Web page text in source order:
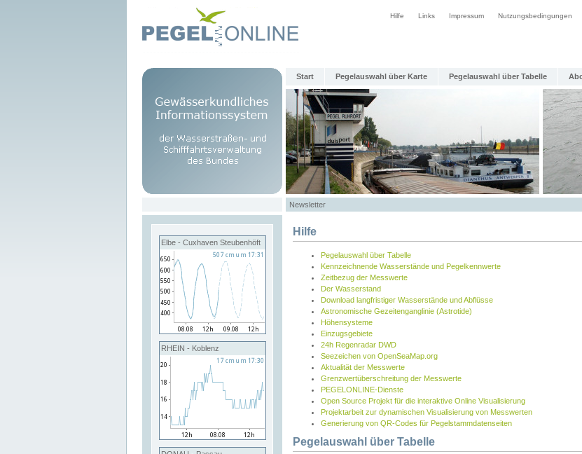
Hilfe Links Impressum Nutzungsbedingungen
Start Pegelauswahl über Karte Pegelauswahl über Tabelle
Newsletter
Elbe - Cuxhaven Steubenhöft
RHEIN - Koblenz
Hilfe
Pegelauswahl über Tabelle
Kennzeichnende Wasserstände und Pegelkennwerte
Zeitbezug der Messwerte
Der Wasserstand
Download langfristiger Wasserstände und Abflüsse
Astronomische Gezeitenganglinie (Astrotide)
Höhensysteme
Einzugsgebiete
24h Regenradar DWD
Seezeichen von OpenSeaMap.org
Aktualität der Messwerte
Grenzwertüberschreitung der Messwerte
PEGELONLINE-Dienste
Open Source Projekt für die interaktive Online Visualisierung
Projektarbeit zur dynamischen Visualisierung von Messwerten
Generierung von QR-Codes für Pegelstammdatenseiten
Pegelauswahl über Tabelle